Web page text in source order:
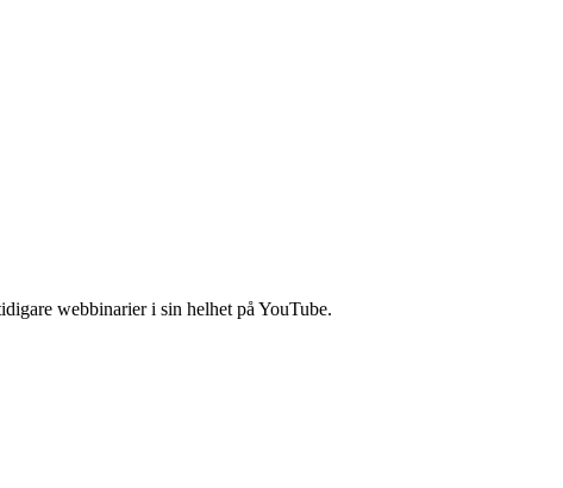
webbinarier i sin helhet på YouTube.